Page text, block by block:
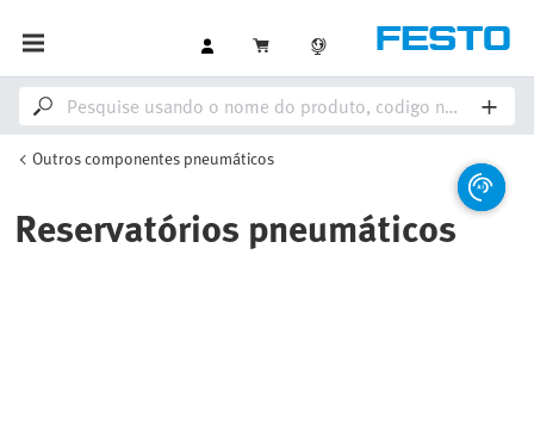
Outros componentes pneumáticos
Reservatórios pneumáticos